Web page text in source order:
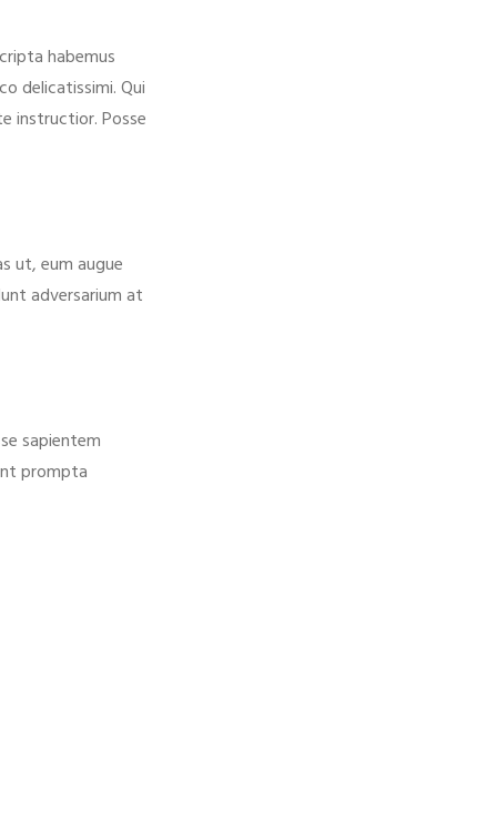
habemus
delicatissimi. Qui
instructior. Posse
ut, eum augue
adversarium at
sapientem
prompta